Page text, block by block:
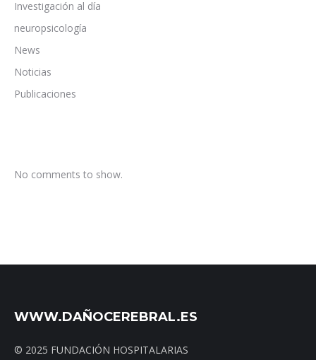
Investigación al día
neuropsicología
News
Noticias
Publicaciones
No comments to show.
WWW.DAÑOCEREBRAL.ES
© 2025 FUNDACIÓN HOSPITALARIAS